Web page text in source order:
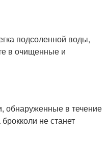
подсоленной воды,
в очищенные и
обнаруженные в течение
не станет